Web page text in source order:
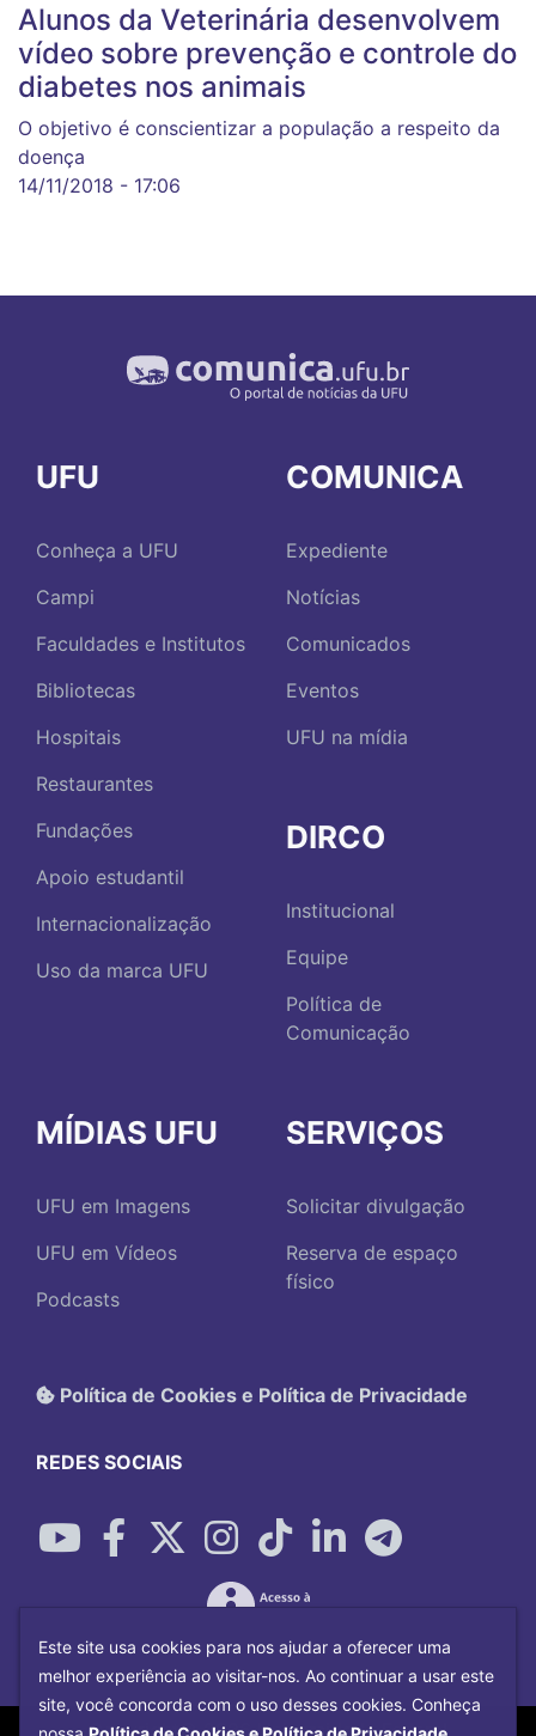
Alunos da Veterinária desenvolvem
vídeo sobre prevenção e controle do
diabetes nos animais
O objetivo é conscientizar a população a respeito da
doença
14/11/2018 - 17:06
UFU
Conheça a UFU
Campi
Faculdades e Institutos
Bibliotecas
Hospitais
Restaurantes
Fundações
Apoio estudantil
Internacionalização
Uso da marca UFU
COMUNICA
Expediente
Notícias
Comunicados
Eventos
UFU na mídia
DIRCO
Institucional
Equipe
Política de
Comunicação
MÍDIAS UFU
UFU em Imagens
UFU em Vídeos
Podcasts
SERVIÇOS
Solicitar divulgação
Reserva de espaço
físico
Política de Cookies e Política de Privacidade
REDES SOCIAIS
Copyright©2026Universidade Federal
Este site usa cookies para nos ajudar a oferecer uma
melhor experiência ao visitar-nos. Ao continuar a usar este
site, você concorda com o uso desses cookies. Conheça